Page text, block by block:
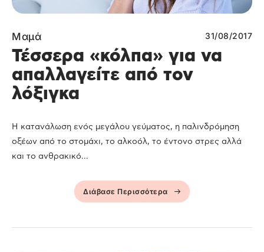
Μαμά 31/08/2017
Τέσσερα «κόλπα» για να
απαλλαγείτε από τον
λόξιγκα
Η κατανάλωση ενός μεγάλου γεύματος, η παλινδρόμηση
οξέων από το στομάχι, το αλκοόλ, το έντονο στρες αλλά
και το ανθρακικό...
Διάβασε Περισσότερα